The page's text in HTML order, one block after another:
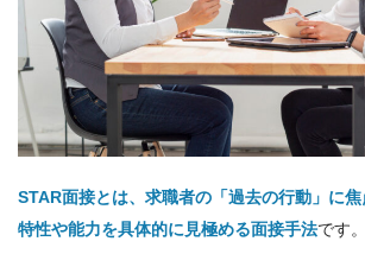
STAR面接とは、求職者の「過去の行動」に
特性や能力を具体的に見極める面接手法です。